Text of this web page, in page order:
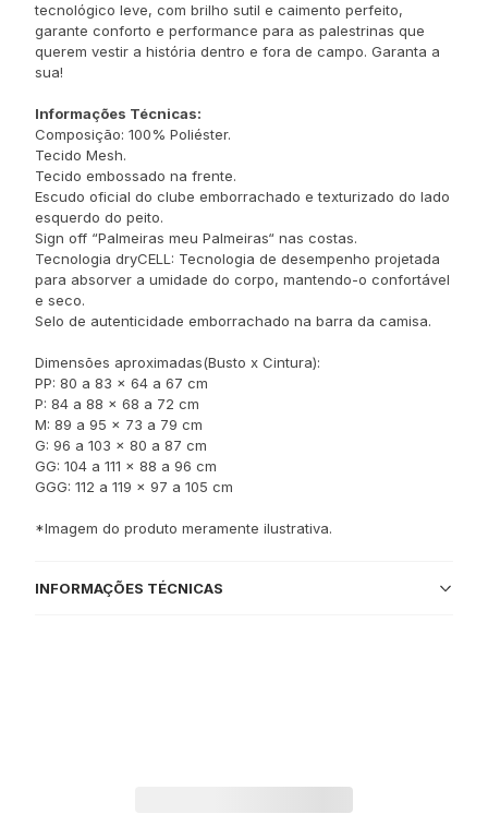
tecnológico leve, com brilho sutil e caimento perfeito,
garante conforto e performance para as palestrinas que
querem vestir a história dentro e fora de campo. Garanta a
sua!
Informações Técnicas:
Composição: 100% Poliéster.
Tecido Mesh.
Tecido embossado na frente.
Escudo oficial do clube emborrachado e texturizado do lado
esquerdo do peito.
Sign off “Palmeiras meu Palmeiras“ nas costas.
Tecnologia dryCELL: Tecnologia de desempenho projetada
para absorver a umidade do corpo, mantendo-o confortável
e seco.
Selo de autenticidade emborrachado na barra da camisa.
Dimensões aproximadas(Busto x Cintura):
PP: 80 a 83 x 64 a 67 cm
P: 84 a 88 x 68 a 72 cm
M: 89 a 95 x 73 a 79 cm
G: 96 a 103 x 80 a 87 cm
GG: 104 a 111 x 88 a 96 cm
GGG: 112 a 119 x 97 a 105 cm
*Imagem do produto meramente ilustrativa.
INFORMAÇÕES TÉCNICAS